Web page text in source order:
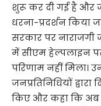
शुरू कर दी गई है और
धरना-प्रदर्शन किया
सरकार पर नाराजगी
में सीएम हेल्पलाइन
परिणाम नहीं मिला।
जनप्रतिनिधियों
किए और कहा कि अब